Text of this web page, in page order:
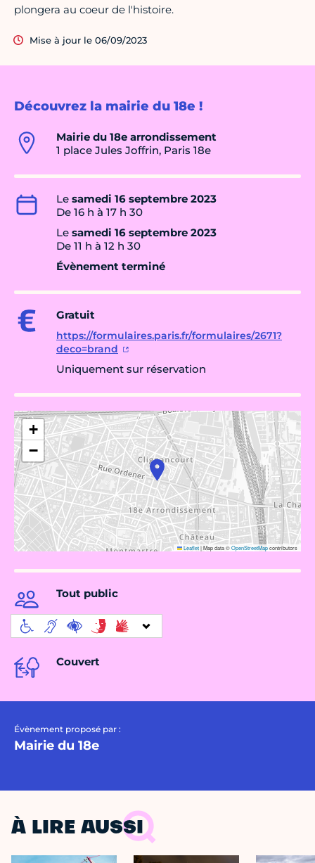
Découvrez la mairie du 18e !
Mairie du 18e arrondissement
1 place Jules Joffrin, Paris 18e
Le samedi 16 septembre 2023
De 16 h à 17 h 30
Le samedi 16 septembre 2023
De 11 h à 12 h 30
Évènement terminé
Gratuit
https://formulaires.paris.fr/formulaires/2671?
deco=brand
Uniquement sur réservation
+
−
Leaflet|Map data ©OpenStreetMapcontributors
Tout public
Couvert
Évènement proposé par :
Mairie du 18e
plongera au coeur de l'histoire.
Mise à jour le 06/09/2023
À LIRE AUSSI